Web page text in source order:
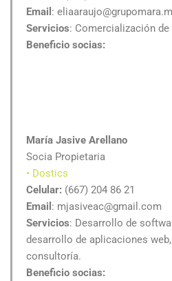
Email :
Servicios: Comercialización
Beneficio socias:
María Jasive Arellano
Socia Propietaria
• Dostics
Celular: (667) 204 86 21
Email : mjasiveac@gmail.com
Servicios: Desarrollo de
desarrollo de aplicaciones
consultoría.
Beneficio socias: